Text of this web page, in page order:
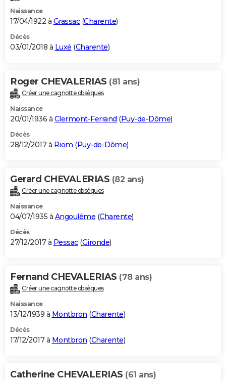
Naissance
17/04/1922 à Grassac(Charente)
Décès
03/01/2018 à Luxé (Charente)
Roger CHEVALERIAS (81 ans)
Créer une cagnotte obsèques
Naissance
20/01/1936 à Clermont-Ferrand (Puy-de-Dôme)
Décès
28/12/2017 à Riom (Puy-de-Dôme)
Gerard CHEVALERIAS (82 ans)
Créer une cagnotte obsèques
Naissance
04/07/1935 à Angoulême (Charente)
Décès
27/12/2017 à Pessac(Gironde)
Fernand CHEVALERIAS (78 ans)
Créer une cagnotte obsèques
Naissance
13/12/1939 à Montbron (Charente)
Décès
17/12/2017 à Montbron (Charente)
Catherine CHEVALERIAS (61 ans)